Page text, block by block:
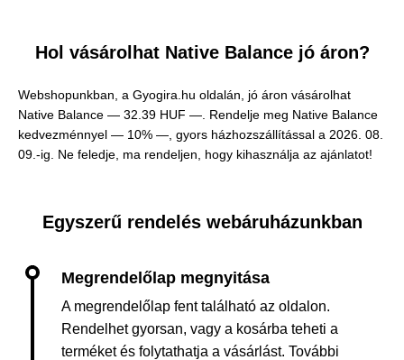
Hol vásárolhat Native Balance jó áron?
Webshopunkban, a Gyogira.hu oldalán, jó áron vásárolhat
Native Balance — 32.39 HUF — . Rendelje meg Native Balance
kedvezménnyel — 10% —, gyors házhozszállítással a 2026. 08.
09.-ig. Ne feledje, ma rendeljen, hogy kihasználja az ajánlatot!
Egyszerű rendelés webáruházunkban
A megrendelőlap fent található az oldalon.
Rendelhet gyorsan, vagy a kosárba teheti a
terméket és folytathatja a vásárlást. További